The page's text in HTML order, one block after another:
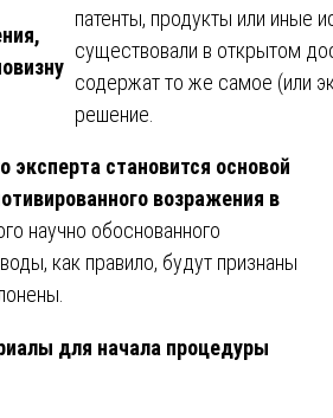
патенты, продукты или иные
существовали в открытом
содержат то же самое (или
решение.
эксперта становится основой
возражения в
научно обоснованного
как правило, будут признаны
для начала процедуры